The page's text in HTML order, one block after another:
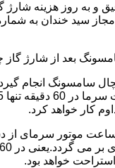
و به روز هزینه شارژ
بعد از شارژ گاز
سامسونگ انجام گیرد
کار خواهد کرد.
از گذشت 6 الی 8 ساعت موتور